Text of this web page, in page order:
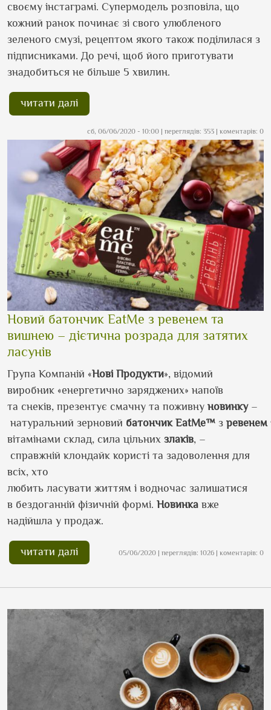
своєму інстаграмі. Супермодель розповіла, що
кожний ранок починає зі свого улюбленого
зеленого смузі, рецептом якого також поділилася з
підписниками. До речі, щоб його приготувати
знадобиться не більше 5 хвилин.
читати далі
сб, 06/06/2020 - 10:00 | переглядів: 353 | коментарів: 0
Новий батончик EatMe з ревенем та
вишнею – дієтична розрада для затятих
ласунів
Група Компаній «Нові Продукти», відомий
виробник «енергетично заряджених» напоїв
та снеків, презентує смачну та поживну новинку –
натуральний зерновий батончик EatMe™ з ревенем
вітамінами склад, сила цільних злаків, –
справжній клондайк користі та задоволення для
всіх, хто
любить ласувати життям і водночас залишатися
в бездоганній фізичній формі. Новинка вже
надійшла у продаж.
читати далі 05/06/2020 | переглядів: 1026 | коментарів: 0